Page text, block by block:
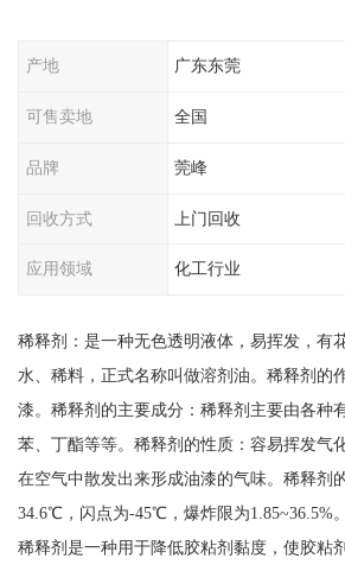
产地 广东东莞
可售卖地 全国
品牌 莞峰
回收方式 上门回收
应用领域 化工行业
稀释剂：是一种无色透明液体，易挥发，有
水、稀料，正式名称叫做溶剂油。稀释剂的
漆。稀释剂的主要成分：稀释剂主要由各种
苯、丁酯等等。稀释剂的性质：容易挥发气
在空气中散发出来形成油漆的气味。稀释剂
34.6℃，闪点为-45℃，爆炸限为1.85~36.5%。
稀释剂是一种用于降低胶粘剂黏度，使胶粘